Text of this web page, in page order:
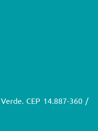
CEP 14.887-360 /